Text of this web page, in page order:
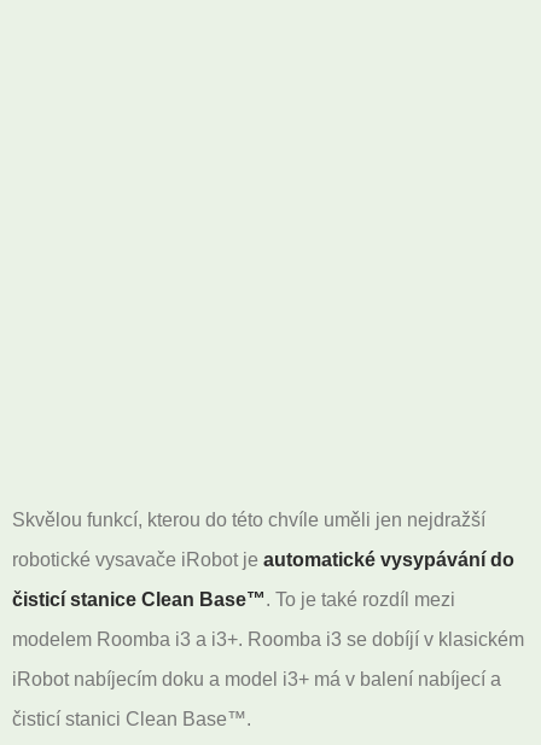
Skvělou funkcí, kterou do této chvíle uměli jen nejdražší
robotické vysavače iRobot je automatické vysypávání do
čisticí stanice Clean Base™. To je také rozdíl mezi
modelem Roomba i3 a i3+. Roomba i3 se dobíjí v klasickém
iRobot nabíjecím doku a model i3+ má v balení nabíjecí a
čisticí stanici Clean Base™.